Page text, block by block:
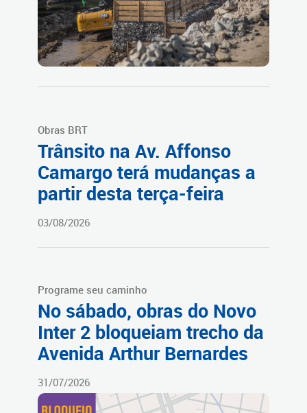
Obras BRT
Trânsito na Av. Affonso
Camargo terá mudanças a
partir desta terça-feira
03/08/2026
Programe seu caminho
No sábado, obras do Novo
Inter 2 bloqueiam trecho da
Avenida Arthur Bernardes
31/07/2026